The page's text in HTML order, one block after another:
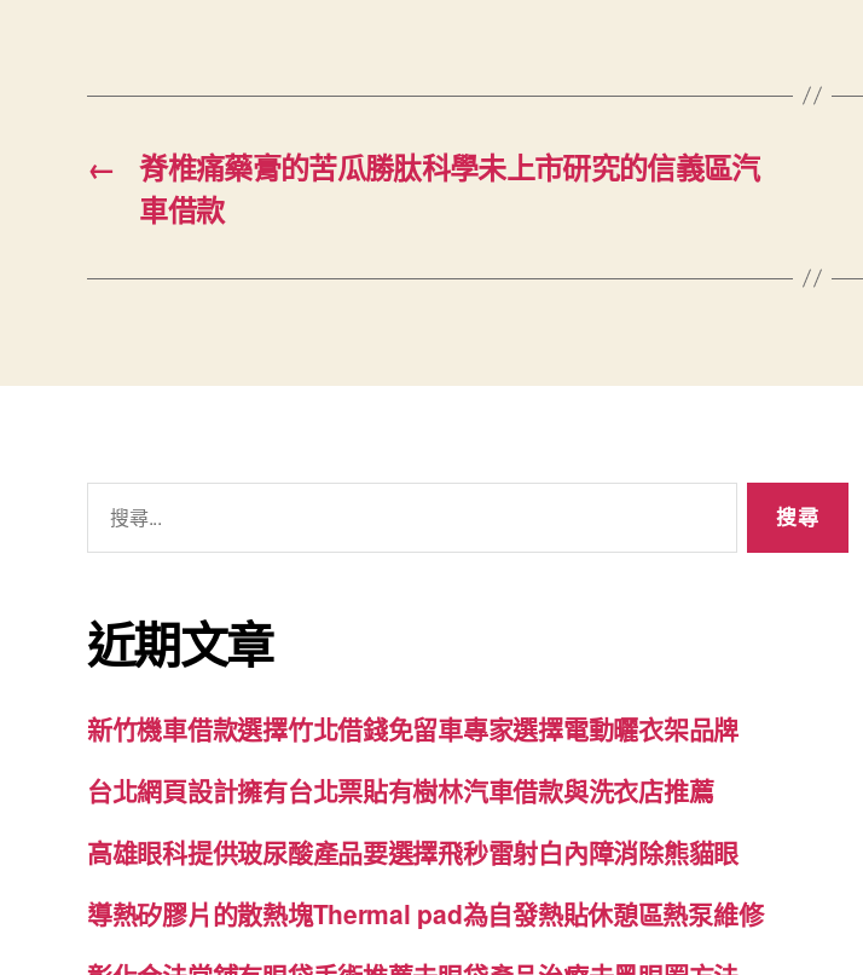
←
脊椎痛藥膏的苦瓜勝肽科學未上市研究的信義區汽
車借款
字:
近期文章
新竹機車借款選擇竹北借錢免留車專家選擇電動曬衣架品牌
台北網頁設計擁有台北票貼有樹林汽車借款與洗衣店推薦
高雄眼科提供玻尿酸產品要選擇飛秒雷射白內障消除熊貓眼
導熱矽膠片的散熱塊Thermal pad為自發熱貼休憩區熱泵維修